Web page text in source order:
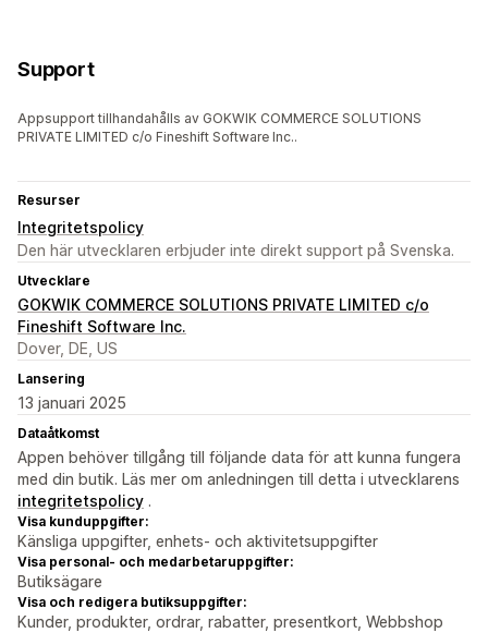
Support
Appsupport tillhandahålls av GOKWIK COMMERCE SOLUTIONS
PRIVATE LIMITED c/o Fineshift Software Inc..
Resurser
Integritetspolicy
Den här utvecklaren erbjuder inte direkt support på Svenska.
Utvecklare
GOKWIK COMMERCE SOLUTIONS PRIVATE LIMITED c/o
Fineshift Software Inc.
Dover, DE, US
Lansering
13 januari 2025
Dataåtkomst
Appen behöver tillgång till följande data för att kunna fungera
med din butik. Läs mer om anledningen till detta i utvecklarens
integritetspolicy .
Visa kunduppgifter:
Känsliga uppgifter, enhets- och aktivitetsuppgifter
Visa personal- och medarbetaruppgifter:
Butiksägare
Visa och redigera butiksuppgifter:
Kunder, produkter, ordrar, rabatter, presentkort, Webbshop